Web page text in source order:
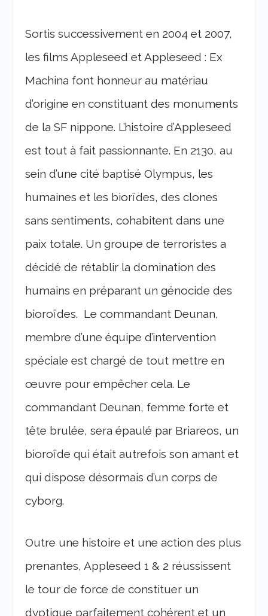
Sortis successivement en 2004 et 2007,
les films Appleseed et Appleseed : Ex
Machina font honneur au matériau
d’origine en constituant des monuments
de la SF nippone. L’histoire d’Appleseed
est tout à fait passionnante. En 2130, au
sein d’une cité baptisé Olympus, les
humaines et les biorïdes, des clones
sans sentiments, cohabitent dans une
paix totale. Un groupe de terroristes a
décidé de rétablir la domination des
humains en préparant un génocide des
bioroïdes. Le commandant Deunan,
membre d’une équipe d’intervention
spéciale est chargé de tout mettre en
œuvre pour empêcher cela. Le
commandant Deunan, femme forte et
tête brulée, sera épaulé par Briareos, un
bioroïde qui était autrefois son amant et
qui dispose désormais d’un corps de
cyborg.
Outre une histoire et une action des plus
prenantes, Appleseed 1 & 2 réussissent
le tour de force de constituer un
dyptique parfaitement cohérent et un